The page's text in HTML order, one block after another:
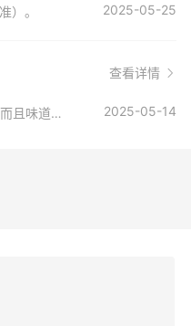
）。 2025-05-25
查看详情
替换装一般能便宜 30% - 50% 左右！它家主打环保，替换装性价比超高，而且味道和正装一模一样，用完直接换内芯，省钱又方便。 2025-05-14
（约2158.25元）